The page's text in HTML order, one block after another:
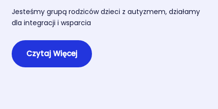
Jesteśmy grupą rodziców dzieci z autyzmem, działamy
dla integracji i wsparcia
Czytaj Więcej